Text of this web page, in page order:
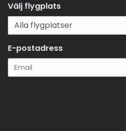
Välj flygplats
E-postadress